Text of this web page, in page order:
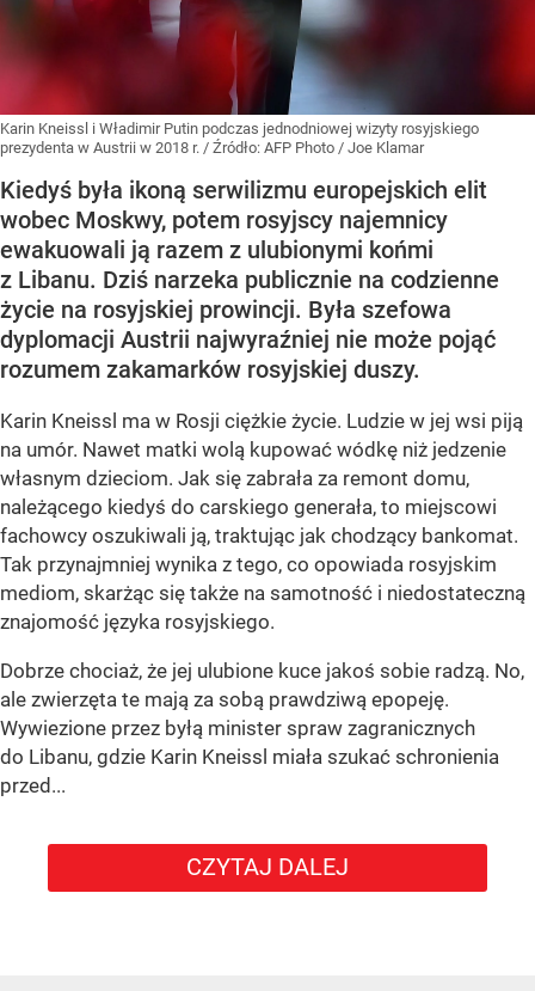
Karin Kneissl i Władimir Putin podczas jednodniowej wizyty rosyjskiego
prezydenta w Austrii w 2018 r. / Źródło: AFP Photo / Joe Klamar
Kiedyś była ikoną serwilizmu europejskich elit
wobec Moskwy, potem rosyjscy najemnicy
ewakuowali ją razem z ulubionymi końmi
z Libanu. Dziś narzeka publicznie na codzienne
życie na rosyjskiej prowincji. Była szefowa
dyplomacji Austrii najwyraźniej nie może pojąć
rozumem zakamarków rosyjskiej duszy.
Karin Kneissl ma w Rosji ciężkie życie. Ludzie w jej wsi piją
na umór. Nawet matki wolą kupować wódkę niż jedzenie
własnym dzieciom. Jak się zabrała za remont domu,
należącego kiedyś do carskiego generała, to miejscowi
fachowcy oszukiwali ją, traktując jak chodzący bankomat.
Tak przynajmniej wynika z tego, co opowiada rosyjskim
mediom, skarżąc się także na samotność i niedostateczną
znajomość języka rosyjskiego.
Dobrze chociaż, że jej ulubione kuce jakoś sobie radzą. No,
ale zwierzęta te mają za sobą prawdziwą epopeję.
Wywiezione przez byłą minister spraw zagranicznych
do Libanu, gdzie Karin Kneissl miała szukać schronienia
przed...
CZYTAJ DALEJ